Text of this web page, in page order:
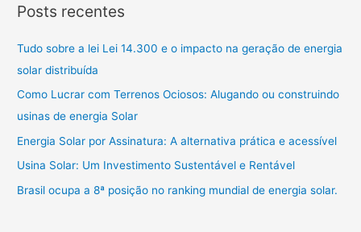
Posts recentes
Tudo sobre a lei Lei 14.300 e o impacto na geração de energia
solar distribuída
Como Lucrar com Terrenos Ociosos: Alugando ou construindo
usinas de energia Solar
Energia Solar por Assinatura: A alternativa prática e acessível
Usina Solar: Um Investimento Sustentável e Rentável
Brasil ocupa a 8ª posição no ranking mundial de energia solar.